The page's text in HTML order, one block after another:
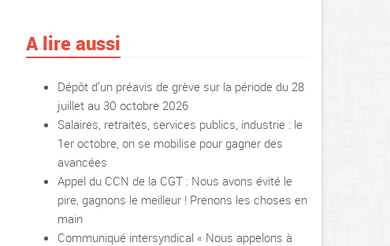
A lire aussi
Dépôt d’un préavis de grève sur la période du 28
juillet au 30 octobre 2026
Salaires, retraites, services publics, industrie : le
1er octobre, on se mobilise pour gagner des
avancées
Appel du CCN de la CGT : Nous avons évité le
pire, gagnons le meilleur ! Prenons les choses en
main
Communiqué intersyndical « Nous appelons à